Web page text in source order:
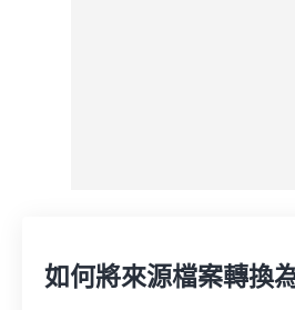
如何將來源檔案轉換